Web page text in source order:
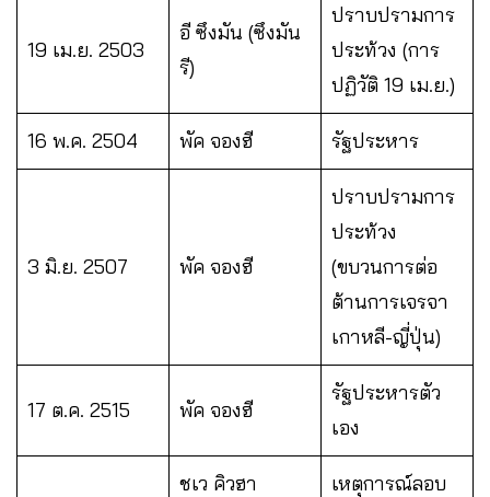
19 เม.ย. 2503
อี ซึงมัน (ซึงมัน
รี)
ปราบปรามการ
ประท้วง (การ
ปฏิวัติ 19 เม.ย.)
16 พ.ค. 2504 พัค จองฮี รัฐประหาร
3 มิ.ย. 2507 พัค จองฮี
ปราบปรามการ
ประท้วง
(ขบวนการต่อ
ต้านการเจรจา
เกาหลี-ญี่ปุ่น)
17 ต.ค. 2515 พัค จองฮี
รัฐประหารตัว
เอง
ชเว คิวฮา
เหตุการณ์ลอบ